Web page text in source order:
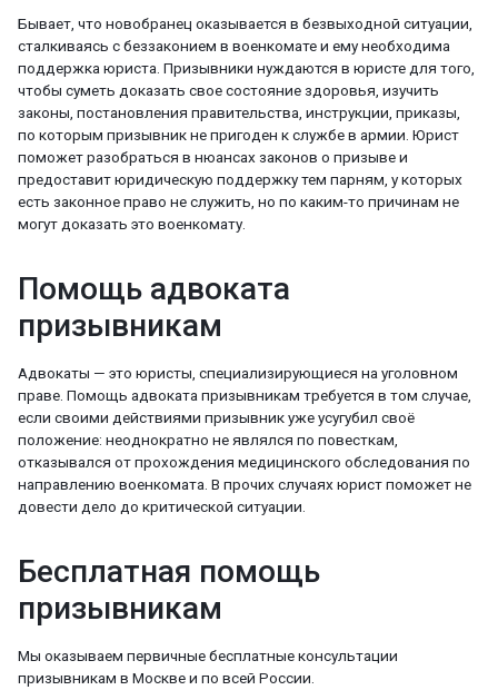
Бывает, что новобранец оказывается в безвыходной ситуации,
сталкиваясь с беззаконием в военкомате и ему необходима
поддержка юриста. Призывники нуждаются в юристе для того,
чтобы суметь доказать свое состояние здоровья, изучить
законы, постановления правительства, инструкции, приказы,
по которым призывник не пригоден к службе в армии. Юрист
поможет разобраться в нюансах законов о призыве и
предоставит юридическую поддержку тем парням, у которых
есть законное право не служить, но по каким-то причинам не
могут доказать это военкомату.
Помощь адвоката
призывникам
Адвокаты — это юристы, специализирующиеся на уголовном
праве. Помощь адвоката призывникам требуется в том случае,
если своими действиями призывник уже усугубил своё
положение: неоднократно не являлся по повесткам,
отказывался от прохождения медицинского обследования по
направлению военкомата. В прочих случаях юрист поможет не
довести дело до критической ситуации.
Бесплатная помощь
призывникам
Мы оказываем первичные бесплатные консультации
призывникам в Москве и по всей России.